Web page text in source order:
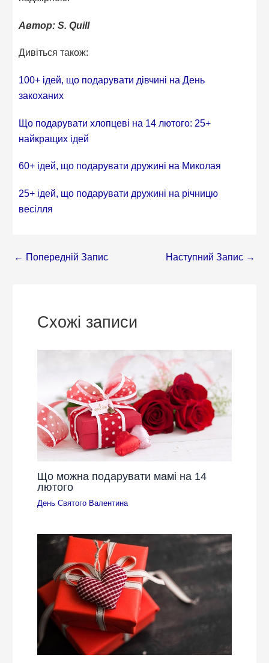
Автор: S. Quill
Дивіться також:
100+ ідей, що подарувати дівчині на День
закоханих
Що подарувати хлопцеві на 14 лютого: 25+
найкращих ідей
60+ ідей, що подарувати дружині на Миколая
25+ ідей, що подарувати дружині на річницю
весілля
← Попередній Запис Наступний Запис →
Схожі записи
Що можна подарувати мамі на 14
лютого
День Святого Валентина